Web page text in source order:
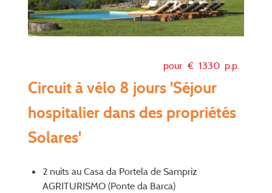
pour € 1330 p.p.
Circuit à vélo 8 jours 'Séjour
hospitalier dans des propriétés
Solares'
2 nuits au Casa da Portela de Sampriz
AGRITURISMO (Ponte da Barca)